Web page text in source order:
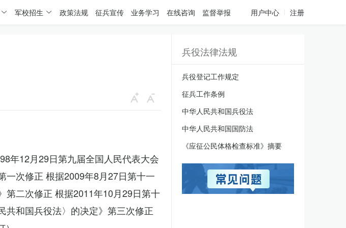
军校招生 政策法规 征兵宣传 业务学习 在线咨询 监督举报 用户中心 注册
年12月29日第九届全国人民代表大会
一次修正 根据2009年8月27日第十一
第二次修正 根据2011年10月29日第十
共和国兵役法〉的决定》第三次修正
兵役法律法规
兵役登记工作规定
征兵工作条例
中华人民共和国兵役法
中华人民共和国国防法
《应征公民体格检查标准》摘要